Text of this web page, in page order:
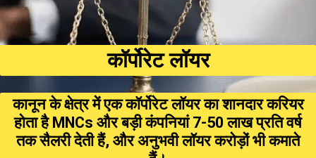
कानून के क्षेत्र में एक कॉर्पोरेट लॉयर का शानदार करियर
होता है MNCs और बड़ी कंपनियां ₹7-₹50 लाख प्रति वर्ष
तक सैलरी देती हैं, और अनुभवी लॉयर करोड़ों भी कमाते
कॉर्पोरेट लॉयर